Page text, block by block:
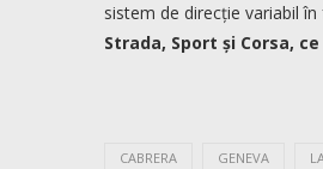
sistem de direcție variabil
Strada, Sport și Corsa,
CABRERA GENEVA